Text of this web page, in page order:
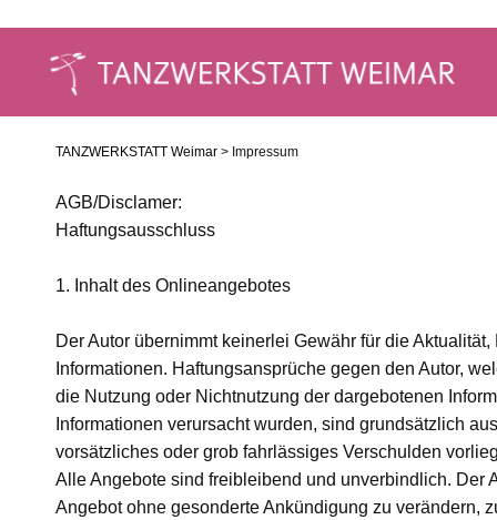
TANZWERKSTATT Weimar > Impressum
AGB/Disclamer:
Haftungsausschluss
1. Inhalt des Onlineangebotes
Der Autor übernimmt keinerlei Gewähr für die
Informationen. Haftungsansprüche gegen den Autor,
die Nutzung oder Nichtnutzung der dargebotenen
Informationen verursacht wurden, sind grundsätzlich
vorsätzliches oder grob fahrlässiges Verschulden
Alle Angebote sind freibleibend und unverbindlich. Der
Angebot ohne gesonderte Ankündigung zu verändern,